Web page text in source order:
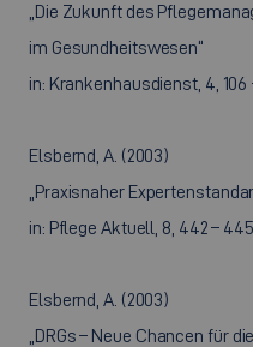
„Die Zukunft des
im Gesundheitswesen“
in: Krankenhausdienst, 4, 106
Elsbernd, A. (2003)
„Praxisnaher
in: Pflege Aktuell, 8, 442 – 445
Elsbernd, A. (2003)
„DRGs – Neue Chancen für